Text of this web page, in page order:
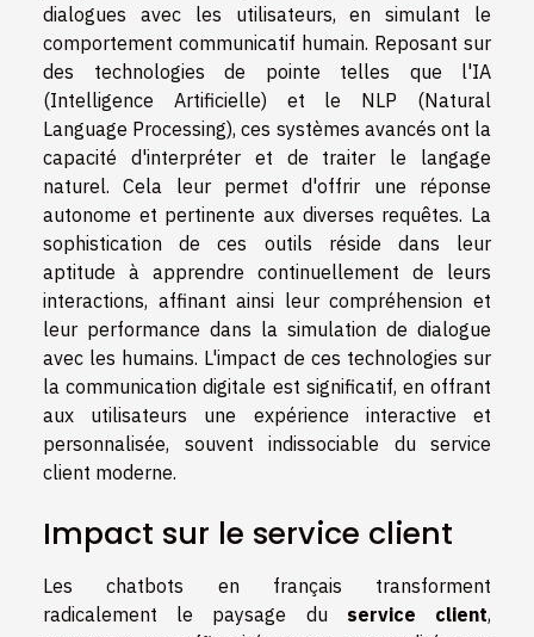
dialogues avec les utilisateurs, en simulant le
comportement communicatif humain. Reposant sur
des technologies de pointe telles que l'IA
(Intelligence Artificielle) et le NLP (Natural
Language Processing), ces systèmes avancés ont la
capacité d'interpréter et de traiter le langage
naturel. Cela leur permet d'offrir une réponse
autonome et pertinente aux diverses requêtes. La
sophistication de ces outils réside dans leur
aptitude à apprendre continuellement de leurs
interactions, affinant ainsi leur compréhension et
leur performance dans la simulation de dialogue
avec les humains. L'impact de ces technologies sur
la communication digitale est significatif, en offrant
aux utilisateurs une expérience interactive et
personnalisée, souvent indissociable du service
client moderne.
Impact sur le service client
Les chatbots en français transforment
radicalement le paysage du service client,